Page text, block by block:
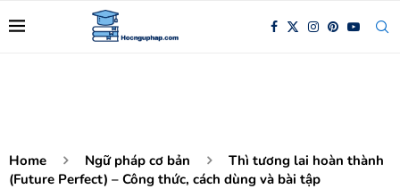
Home Ngữ pháp cơ bản
Thì tương lai hoàn thành
(Future Perfect) – Công thức, cách dùng và bài tập